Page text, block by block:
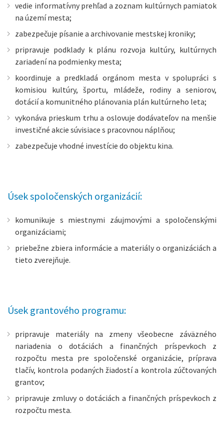
vedie informatívny prehľad a zoznam kultúrnych pamiatok
na území mesta;
zabezpečuje písanie a archivovanie mestskej kroniky;
pripravuje podklady k plánu rozvoja kultúry, kultúrnych
zariadení na podmienky mesta;
koordinuje a predkladá orgánom mesta v spolupráci s
komisiou kultúry, športu, mládeže, rodiny a seniorov,
dotácií a komunitného plánovania plán kultúrneho leta;
vykonáva prieskum trhu a oslovuje dodávateľov na menšie
investičné akcie súvisiace s pracovnou náplňou;
zabezpečuje vhodné investície do objektu kina.
Úsek spoločenských organizácií:
komunikuje s miestnymi záujmovými a spoločenskými
organizáciami;
priebežne zbiera informácie a materiály o organizáciách a
tieto zverejňuje.
Úsek grantového programu:
pripravuje materiály na zmeny všeobecne záväzného
nariadenia o dotáciách a finančných príspevkoch z
rozpočtu mesta pre spoločenské organizácie, príprava
tlačív, kontrola podaných žiadostí a kontrola zúčtovaných
grantov;
pripravuje zmluvy o dotáciách a finančných príspevkoch z
rozpočtu mesta.